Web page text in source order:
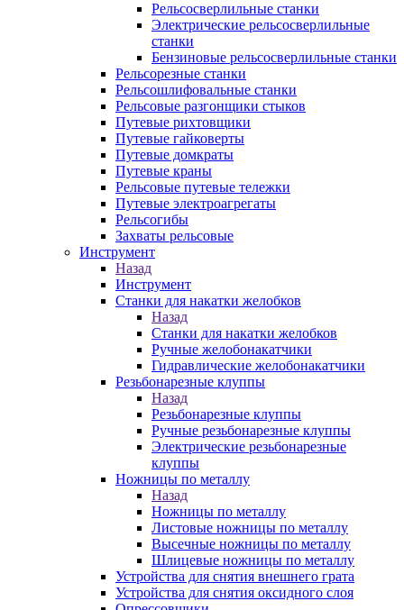
Рельсосверлильные станки
Электрические рельсосверлильные
станки
Бензиновые рельсосверлильные станки
Рельсорезные станки
Рельсошлифовальные станки
Рельсовые разгонщики стыков
Путевые рихтовщики
Путевые гайковерты
Путевые домкраты
Путевые краны
Рельсовые путевые тележки
Путевые электроагрегаты
Рельсогибы
Захваты рельсовые
Инструмент
Назад
Инструмент
Станки для накатки желобков
Назад
Станки для накатки желобков
Ручные желобонакатчики
Гидравлические желобонакатчики
Резьбонарезные клуппы
Назад
Резьбонарезные клуппы
Ручные резьбонарезные клуппы
Электрические резьбонарезные
клуппы
Ножницы по металлу
Назад
Ножницы по металлу
Листовые ножницы по металлу
Высечные ножницы по металлу
Шлицевые ножницы по металлу
Устройства для снятия внешнего грата
Устройства для снятия оксидного слоя